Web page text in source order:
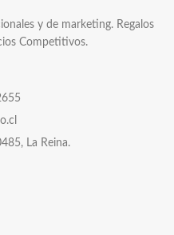
y de marketing. Regalos
Competitivos.
La Reina.